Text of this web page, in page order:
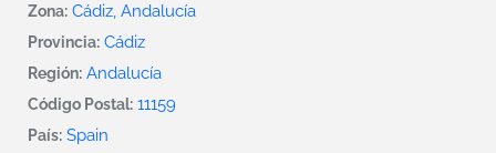
Zona: Cádiz, Andalucía
Provincia: Cádiz
Región: Andalucía
Código Postal: 11159
País: Spain